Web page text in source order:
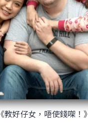
《教好仔女，唔使錢㗎！》